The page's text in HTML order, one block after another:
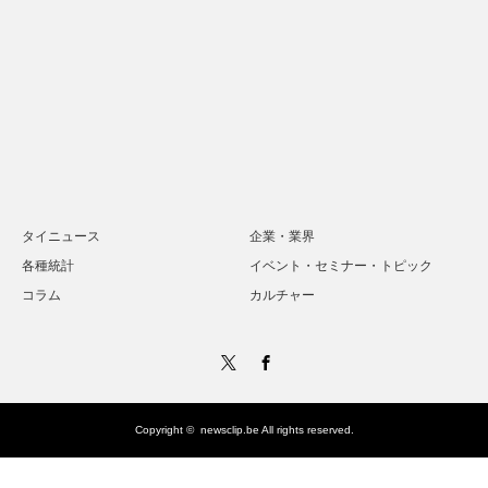
タイニュース
企業・業界
各種統計
イベント・セミナー・トピック
コラム
カルチャー
Copyright © newsclip.be All rights reserved.